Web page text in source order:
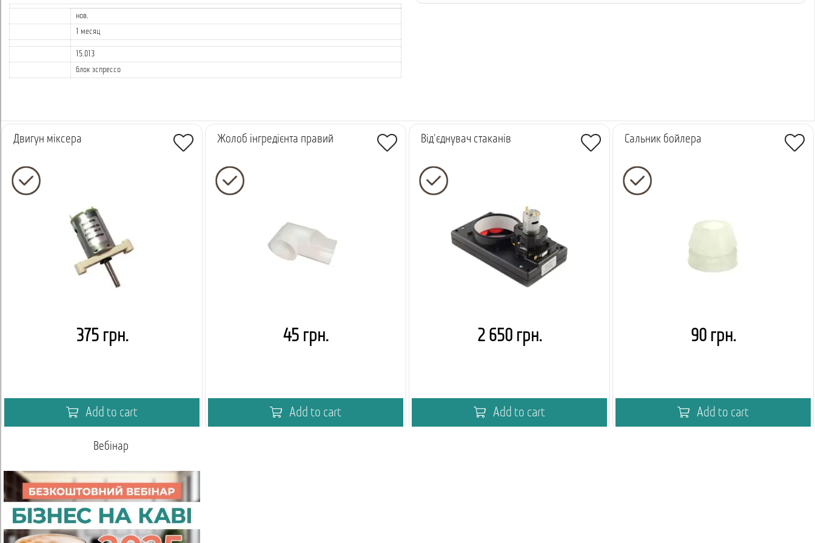
нов.
1 месяц
15.013
блок эспрессо
Двигун міксера
375 грн.
Add to cart
Жолоб інгредієнта правий
45 грн.
Add to cart
Від'єднувач стаканів
2 650 грн.
Add to cart
Сальник бойлера
90 грн.
Add to cart
Вебінар